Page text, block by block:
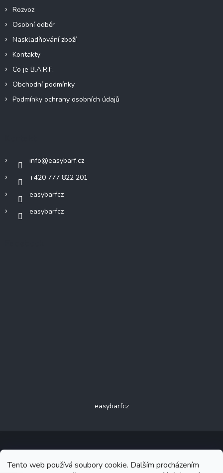
Tento web používá soubory cookie. Dalším procházením
Rozvoz
Osobní odběr
Naskladňování zboží
Kontakty
Co je B.A.R.F.
Obchodní podmínky
Podmínky ochrany osobních údajů
info@easybarf.cz
+420 777 822 201
easybarfcz
easybarfcz
easybarfcz
Copyright 2026 Easy B.A.R.F.. Všechna práva vyhrazena.